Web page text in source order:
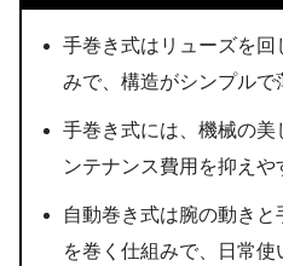
手巻き式はリューズを回
みで、構造がシンプルで
手巻き式には、機械の美
ンテナンス費用を抑えや
自動巻き式は腕の動き
を巻く仕組みで、日常